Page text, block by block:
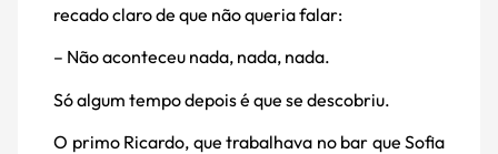
recado claro de que não queria falar:
– Não aconteceu nada, nada, nada.
Só algum tempo depois é que se descobriu.
O primo Ricardo, que trabalhava no bar que Sofia